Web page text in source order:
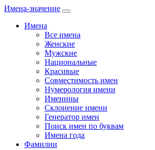
Имена-значение
Имена
Все имена
Женские
Мужские
Национальные
Красивые
Совместимость имен
Нумерология имени
Именины
Склонение имени
Генератор имен
Поиск имен по буквам
Имена года
Фамилии